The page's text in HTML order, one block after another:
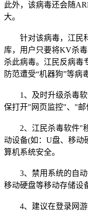
此外，该病毒还会随
大。
针对该病毒，江民科
库，用户只要将KV杀
杀此病毒。江民反病毒
防范遭受“机器狗”等病
1、及时升级杀毒软
保打开"网页监控"、"邮
2、江民杀毒软件"移
动设备(如：U盘、移动
算机系统安全。
3、禁用系统的自动
移动硬盘等移动存储设
4、建议在登录网游